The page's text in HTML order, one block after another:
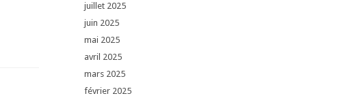
juillet 2025
juin 2025
mai 2025
avril 2025
mars 2025
février 2025